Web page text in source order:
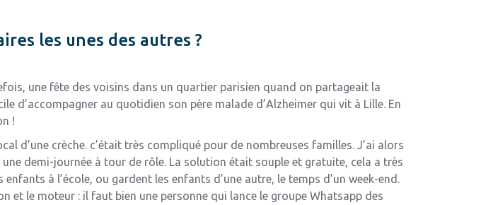
les unes des autres ?
une fête des voisins dans un quartier parisien quand on partageait la
d’accompagner au quotidien son père malade d’Alzheimer qui vit à Lille. En
!
d’une crèche. c’était très compliqué pour de nombreuses familles. J’ai alors
demi-journée à tour de rôle. La solution était souple et gratuite, cela a très
à l’école, ou gardent les enfants d’une autre, le temps d’un week-end.
le moteur : il faut bien une personne qui lance le groupe Whatsapp des